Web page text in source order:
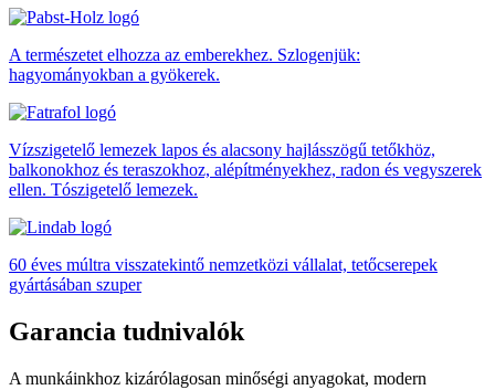
A természetet elhozza az emberekhez. Szlogenjük:
hagyományokban a gyökerek.
Vízszigetelő lemezek lapos és alacsony hajlásszögű tetőkhöz,
balkonokhoz és teraszokhoz, alépítményekhez, radon és vegyszerek
ellen. Tószigetelő lemezek.
60 éves múltra visszatekintő nemzetközi vállalat, tetőcserepek
gyártásában szuper
Garancia tudnivalók
A munkáinkhoz kizárólagosan minőségi anyagokat, modern